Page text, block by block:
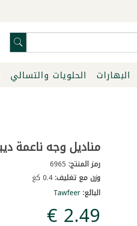
البهارات الحلويات والتسالي
مناديل وجه ناعمة ديباج
رمز المنتج:
وزن مع تغليف:
البائع:Tawfeer